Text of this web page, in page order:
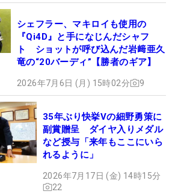
シェフラー、マキロイも使用の
『Qi4D』と手になじんだシャフ
ト ショットが呼び込んだ岩﨑亜久
竜の“20バーディ”【勝者のギア】
2026年7月6日 (月) 15時02分 9
35年ぶり快挙Vの細野勇策に
副賞贈呈 ダイヤ入りメダル
など授与「来年もここにいら
れるように」
2026年7月17日 (金) 14時15分
22